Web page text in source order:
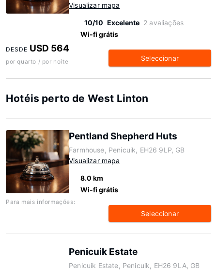
Visualizar mapa
10/10 Excelente 2 avaliações
Wi-fi grátis
DESDE USD 564
por quarto / por noite Seleccionar
Hotéis perto de West Linton
Pentland Shepherd Huts
Farmhouse, Penicuik, EH26 9LP, GB
Visualizar mapa
8.0 km
Wi-fi grátis
Para mais informações:
Seleccionar
Penicuik Estate
Penicuik Estate, Penicuik, EH26 9LA, GB